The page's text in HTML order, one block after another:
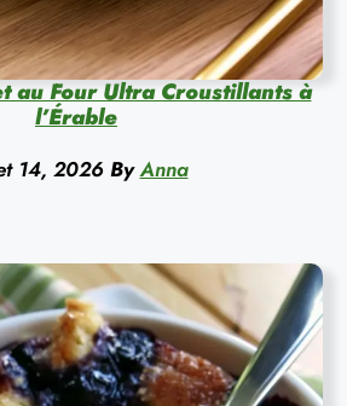
au Four Ultra Croustillants à
l’Érable
14, 2026 By Anna